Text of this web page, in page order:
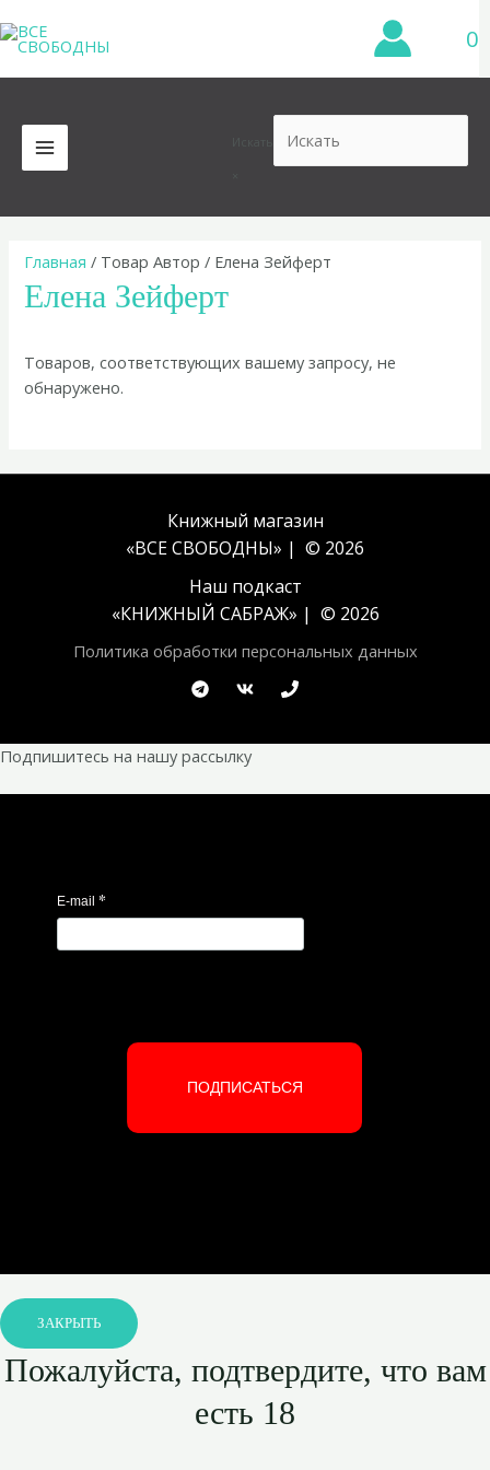
к
содержимому
0
MAIN
MENU
Главная / Товар Автор / Елена Зейферт
Елена Зейферт
Товаров, соответствующих вашему запросу, не
обнаружено.
Книжный магазин
«ВСЕ СВОБОДНЫ» | © 2026
Наш подкаст
«КНИЖНЫЙ САБРАЖ» | © 2026
Политика обработки персональных данных
Подпишитесь на нашу рассылку
E-mail *
ПОДПИСАТЬСЯ
ЗАКРЫТЬ
Пожалуйста, подтвердите, что вам
есть 18